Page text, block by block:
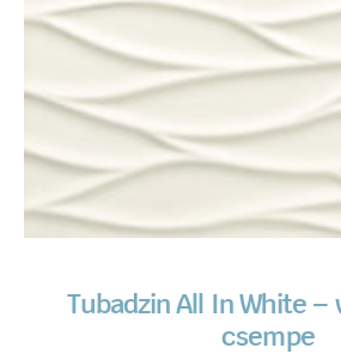
Tubadzin All In White –
csempe